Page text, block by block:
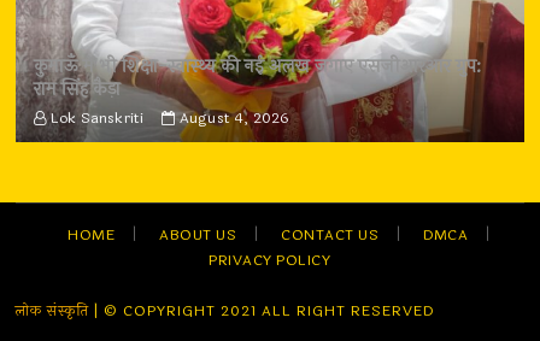
कुमाऊँ में भी शिक्षा-स्वास्थ्य की नई अलख जगाए एसजीआरआर ग्रुप:
राम सिंह कैड़ा
Lok Sanskriti August 4, 2026
HOME ABOUT US CONTACT US
DMCA
PRIVACY POLICY
लोक संस्कृति | © COPYRIGHT 2021 ALL RIGHT RESERVED